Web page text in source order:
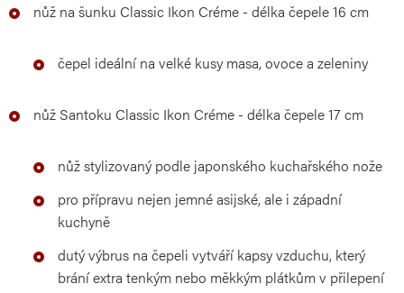
nůž na šunku Classic Ikon Créme - délka čepele 16 cm
čepel ideální na velké kusy masa, ovoce a zeleniny
nůž Santoku Classic Ikon Créme - délka čepele 17 cm
nůž stylizovaný podle japonského kuchařského nože
pro přípravu nejen jemné asijské, ale i západní
kuchyně
dutý výbrus na čepeli vytváří kapsy vzduchu, který
brání extra tenkým nebo měkkým plátkům v přilepení